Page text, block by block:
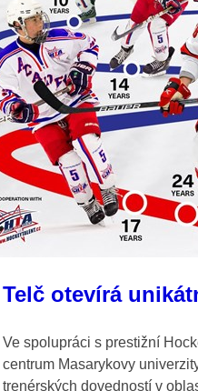
Telč otevírá
Ve spolupráci s prestižní
centrum Masarykovy
trenérských dovedností v